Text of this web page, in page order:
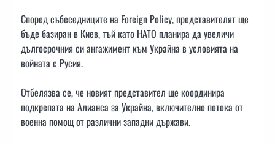
Според събеседниците на Foreign Policy, представителят ще
бъде базиран в Киев, тъй като НАТО планира да увеличи
дългосрочния си ангажимент към Украйна в условията на
войната с Русия.
Отбелязва се, че новият представител ще координира
подкрепата на Алианса за Украйна, включително потока от
военна помощ от различни западни държави.